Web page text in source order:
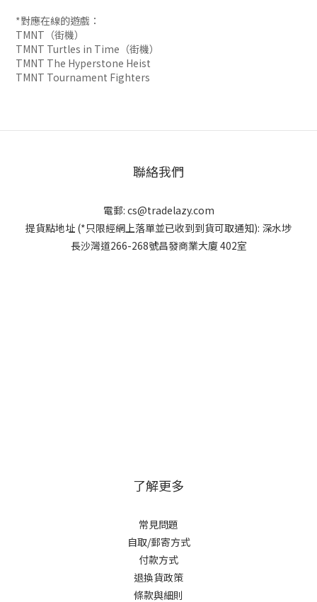
*對應在線的遊戲：
TMNT（街機）
TMNT Turtles in Time（街機）
TMNT The Hyperstone Heist
TMNT Tournament Fighters
聯絡我們
電郵: cs@tradelazy.com
提貨點地址 (*只限經網上落單並已收到到貨可取通知): 深水埗
長沙灣道266-268號昌發商業大廈 402室
了解更多
常見問題
自取/郵寄方式
付款方式
退換貨政策
條款與細則